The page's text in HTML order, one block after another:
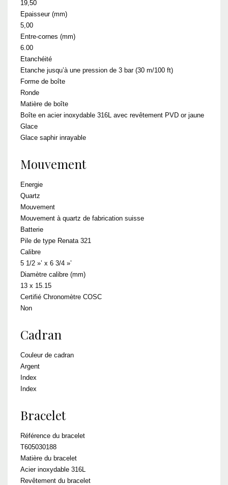
19,50
Epaisseur (mm)
5,00
Entre-cornes (mm)
6.00
Etanchéité
Etanche jusqu’à une pression de 3 bar (30 m/100 ft)
Forme de boîte
Ronde
Matière de boîte
Boîte en acier inoxydable 316L avec revêtement PVD or jaune
Glace
Glace saphir inrayable
Mouvement
Energie
Quartz
Mouvement
Mouvement à quartz de fabrication suisse
Batterie
Pile de type Renata 321
Calibre
5 1/2 »’ x 6 3/4 »’
Diamètre calibre (mm)
13 x 15.15
Certifié Chronomètre COSC
Non
Cadran
Couleur de cadran
Argent
Index
Index
Bracelet
Référence du bracelet
T605030188
Matière du bracelet
Acier inoxydable 316L
Revêtement du bracelet